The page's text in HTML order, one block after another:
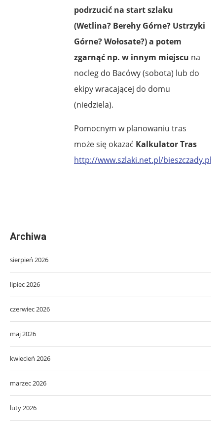
podrzucić na start szlaku
(Wetlina? Berehy Górne? Ustrzyki
Górne? Wołosate?) a potem
zgarnąć np. w innym miejscu na
nocleg do Bacówy (sobota) lub do
ekipy wracającej do domu
(niedziela).
Pomocnym w planowaniu tras
może się okazać Kalkulator Tras
http://www.szlaki.net.pl/bieszczady.php
Archiwa
sierpień 2026
lipiec 2026
czerwiec 2026
maj 2026
kwiecień 2026
marzec 2026
luty 2026